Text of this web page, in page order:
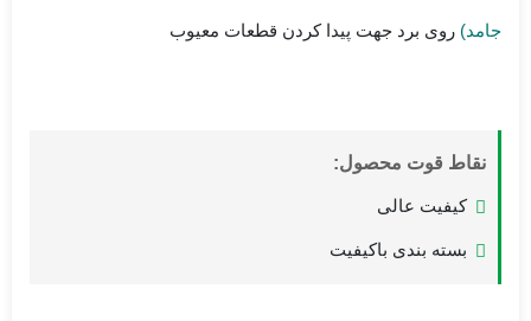
جامد) روی برد جهت پیدا کردن قطعات معیوب
نقاط قوت محصول:
کیفیت عالی
بسته بندی باکیفیت